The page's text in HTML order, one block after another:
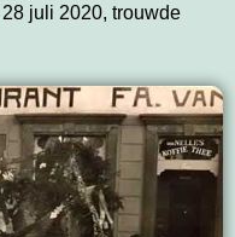
juli 2020, trouwde